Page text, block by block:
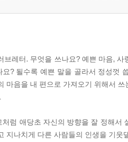
브레터. 무엇을 쓰나요? 예쁜 마음,
요? 될수록 예쁜 말을 골라서 정성껏
마음을 내 편으로 가져오기 위해서 쓰
처럼 애당초 자신의 방향을 잘 정해서
지나치게 다른 사람들의 인생을 기